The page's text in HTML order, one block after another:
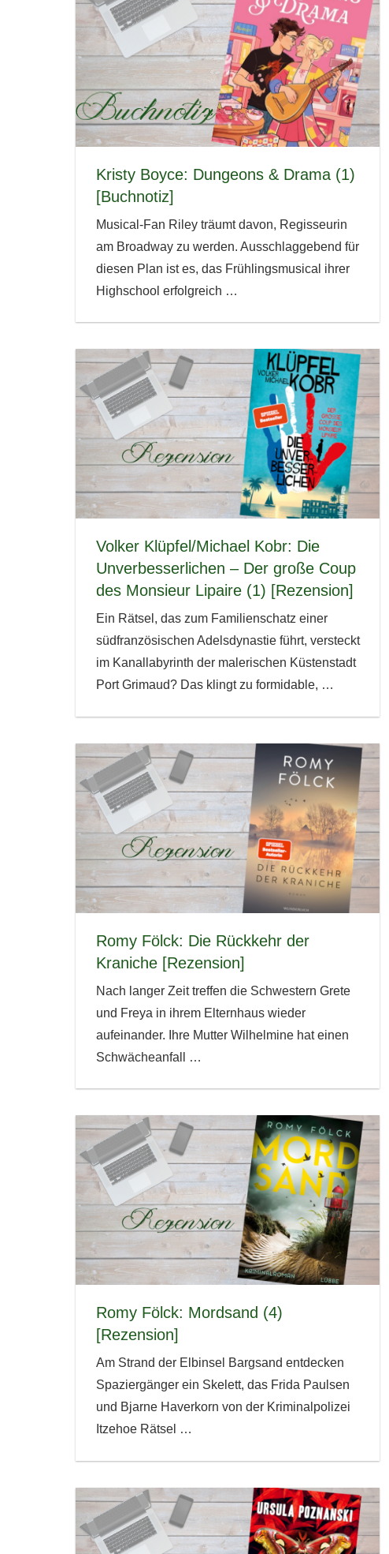
Kristy Boyce: Dungeons & Drama (1)
[Buchnotiz]
Musical-Fan Riley träumt davon, Regisseurin
am Broadway zu werden. Ausschlaggebend für
diesen Plan ist es, das Frühlingsmusical ihrer
Highschool erfolgreich …
Volker Klüpfel/Michael Kobr: Die
Unverbesserlichen – Der große Coup
des Monsieur Lipaire (1) [Rezension]
Ein Rätsel, das zum Familienschatz einer
südfranzösischen Adelsdynastie führt, versteckt
im Kanallabyrinth der malerischen Küstenstadt
Port Grimaud? Das klingt zu formidable, …
Romy Fölck: Die Rückkehr der
Kraniche [Rezension]
Nach langer Zeit treffen die Schwestern Grete
und Freya in ihrem Elternhaus wieder
aufeinander. Ihre Mutter Wilhelmine hat einen
Schwächeanfall
…
Romy Fölck: Mordsand (4)
[Rezension]
Am Strand der Elbinsel Bargsand entdecken
Spaziergänger ein Skelett, das Frida Paulsen
und Bjarne Haverkorn von der Kriminalpolizei
Itzehoe Rätsel …